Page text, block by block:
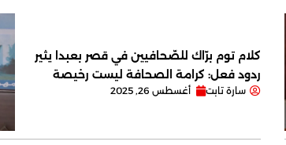
كلام توم برّاك للصّحافيين في قصر بعبدا يثير
ردود فعل: كرامة الصحافة ليست رخيصة
سارة تابت أغسطس 26, 2025